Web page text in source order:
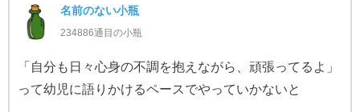
名前のない小瓶
234886通目の小瓶
「自分も日々心身の不調を抱えながら、頑張ってるよ」
って幼児に語りかけるペースでやっていかないと